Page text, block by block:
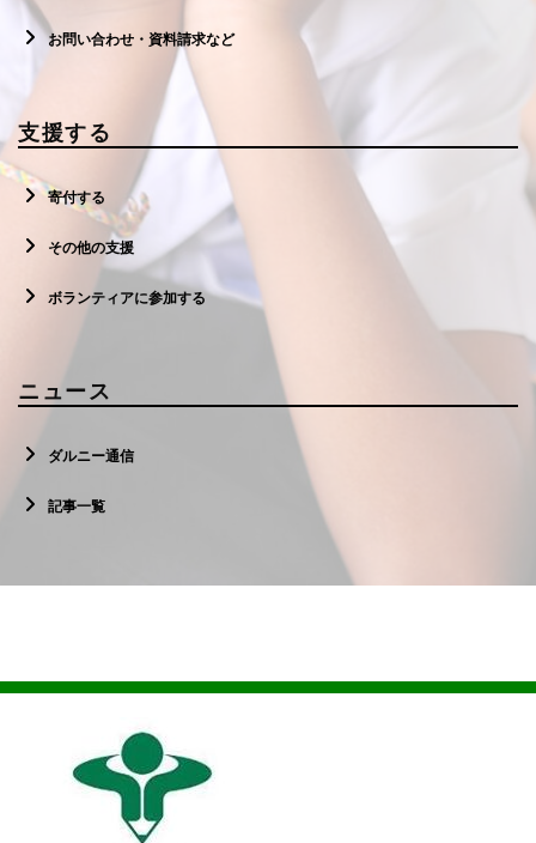
お問い合わせ・資料請求など
支援する
寄付する
その他の支援
ボランティアに参加する
ニュース
ダルニー通信
記事一覧